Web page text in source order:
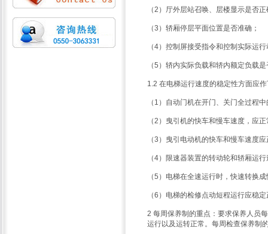
（2）厅外层站召唤、层楼显示是否
（3）轿厢停层平面位置是否准确；
（4）控制屏接受指令和控制实际运
（5）轿内实际负载和轿内额定负载
1.2 在电梯运行速度的稳定性方面应
（1）自动门机在开门、关门全过程
（2）曳引机的快车和慢车速度，应
（3）曳引电动机的快车和慢车速度
（4）限速器装置的转动轮和轿厢运
（5）电梯在全速运行时，快速转换
（6）电梯的检修点动短程运行应稳
2 每周保养制的重点：要求保养人员
运行以及运转正常。每周检查保养制